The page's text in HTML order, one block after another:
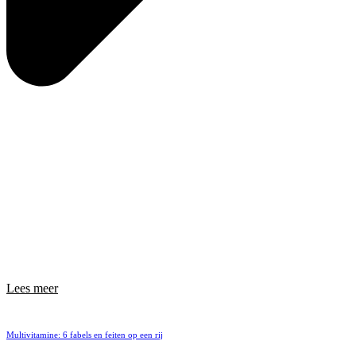
Lees meer
Multivitamine: 6 fabels en feiten op een rij